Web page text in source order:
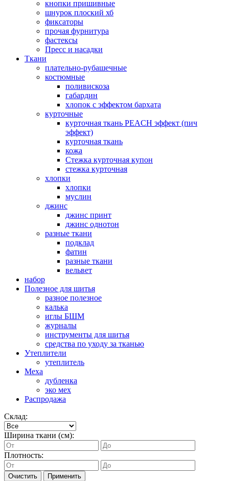
кнопки пришивные
шнурок плоский хб
фиксаторы
прочая фурнитура
фастексы
Пресс и насадки
Ткани
плательно-рубашечные
костюмные
поливискоза
габардин
хлопок с эффектом бархата
курточные
курточная ткань PEACH эффект (пич
эффект)
курточная ткань
кожа
Стежка курточная купон
стежка курточная
хлопки
хлопки
муслин
джинс
джинс принт
джинс однотон
разные ткани
подклад
фатин
разные ткани
вельвет
набор
Полезное для шитья
разное полезное
калька
иглы БШМ
журналы
инструменты для шитья
средства по уходу за тканью
Утеплители
утеплитель
Меха
дубленка
эко мех
Распродажа
Склад:
Ширина ткани (см):
Плотность:
Очистить Применить